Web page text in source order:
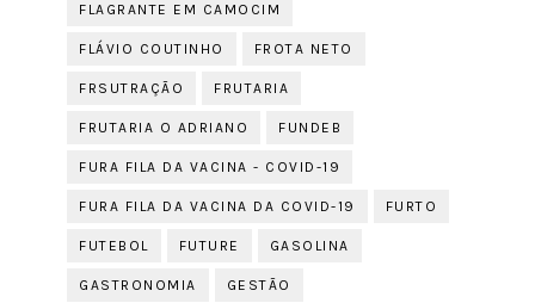
FLAGRANTE EM CAMOCIM
FLÁVIO COUTINHO FROTA NETO
FRSUTRAÇÃO FRUTARIA
FRUTARIA O ADRIANO FUNDEB
FURA FILA DA VACINA - COVID-19
FURA FILA DA VACINA DA COVID-19 FURTO
FUTEBOL FUTURE GASOLINA
GASTRONOMIA GESTÃO